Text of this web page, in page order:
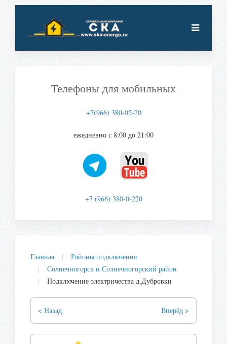
Телефоны для мобильных
+7(966) 380-02-20
ежедневно с 8:00 до 21:00
+7 (966) 380-0-220
Главная
Районы подключения
Солнечногорск и Солнечногорский район
Подключение электричества д.Дубровки
< Назад Вперёд >